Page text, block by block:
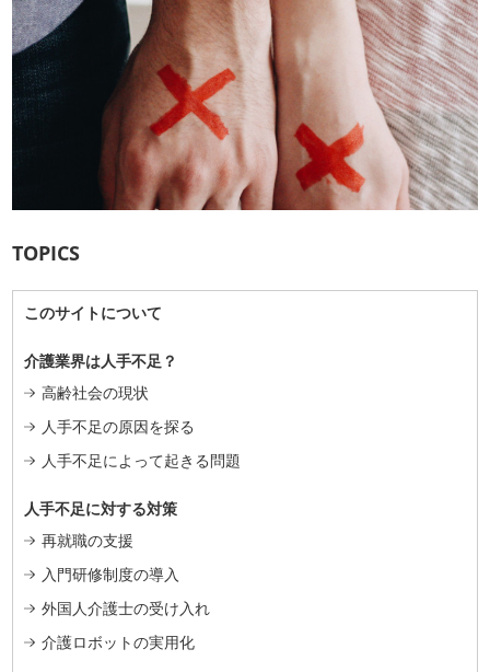
TOPICS
このサイトについて
介護業界は人手不足？
高齢社会の現状
人手不足の原因を探る
人手不足によって起きる問題
人手不足に対する対策
再就職の支援
入門研修制度の導入
外国人介護士の受け入れ
介護ロボットの実用化